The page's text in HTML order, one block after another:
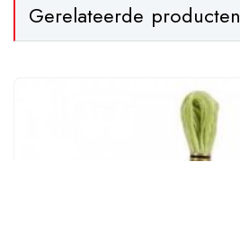
Gerelateerde producten